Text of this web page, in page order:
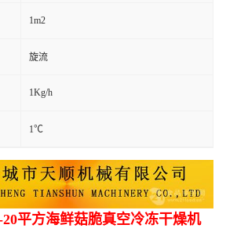
1m2
旋流
1Kg/h
1℃
平方海鲜菇脆真空冷冻干燥机